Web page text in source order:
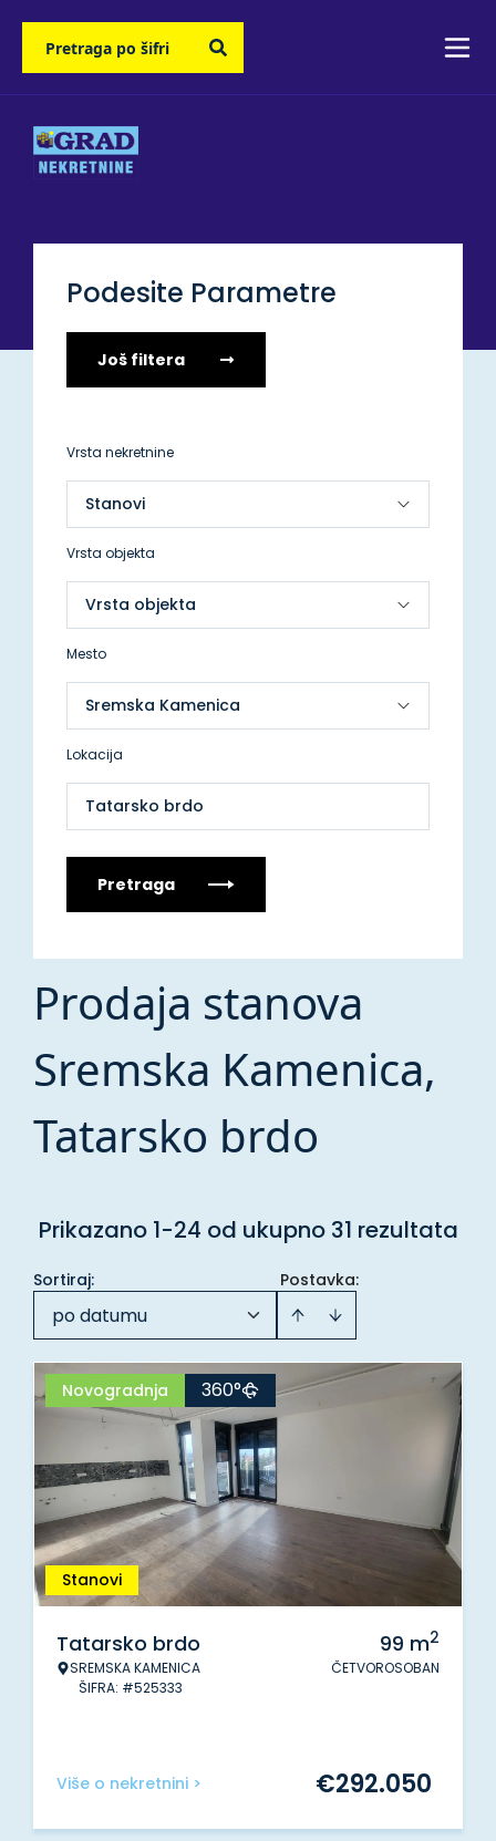
Podesite Parametre
Još filtera
Vrsta nekretnine
Vrsta objekta
Mesto
Lokacija
Tatarsko brdo
Pretraga
Prodaja stanova
Sremska Kamenica,
Tatarsko brdo
Prikazano 1-24 od ukupno 31 rezultata
Postavka:
Sortiraj:
po datumu
Stanovi
Novogradnja 360°
Tatarsko brdo
SREMSKA KAMENICA
ŠIFRA: #525333
99 m2
ČETVOROSOBAN
Više o nekretnini > €292.050